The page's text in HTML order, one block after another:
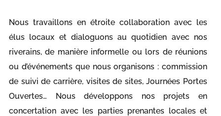
Nous travaillons en étroite collaboration avec les
élus locaux et dialoguons au quotidien avec nos
riverains, de manière informelle ou lors de réunions
ou d’événements que nous organisons : commission
de suivi de carrière, visites de sites, Journées Portes
Ouvertes… Nous développons nos projets en
concertation avec les parties prenantes locales et